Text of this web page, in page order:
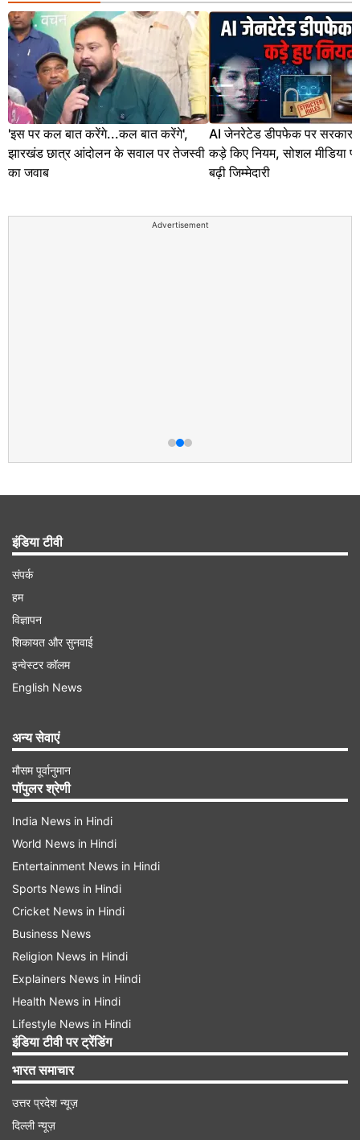
'इस पर कल बात करेंगे...कल बात करेंगे',
झारखंड छात्र आंदोलन के सवाल पर तेजस्वी
का जवाब
AI जेनरेटेड डीपफेक पर सरकार
कड़े किए नियम, सोशल मीडिया
बढ़ी जिम्मेदारी
Advertisement
इंडिया टीवी
संपर्क
हम
विज्ञापन
शिकायत और सुनवाई
इन्वेस्टर कॉलम
English News
अन्य सेवाएं
मौसम पूर्वानुमान
पॉपुलर श्रेणी
India News in Hindi
World News in Hindi
Entertainment News in Hindi
Sports News in Hindi
Cricket News in Hindi
Business News
Religion News in Hindi
Explainers News in Hindi
Health News in Hindi
Lifestyle News in Hindi
इंडिया टीवी पर ट्रेंडिंग
भारत समाचार
उत्तर प्रदेश न्यूज़
दिल्ली न्यूज़